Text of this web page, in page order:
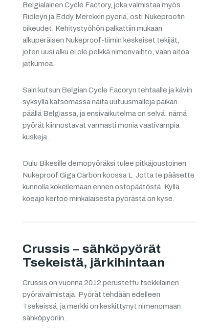
Belgialainen Cycle Factory, joka valmistaa myös
Ridleyn ja Eddy Merckxin pyöriä, osti Nukeproofin
oikeudet. Kehitystyöhön palkattiin mukaan
alkuperäisen Nukeproof-tiimin keskeiset tekijät,
joten uusi alku ei ole pelkkä nimenvaihto, vaan aitoa
jatkumoa.
Sain kutsun Belgian Cycle Facoryn tehtaalle ja kävin
syksyllä katsomassa näitä uutuusmalleja paikan
päällä Belgiassa, ja ensivaikutelma on selvä: nämä
pyörät kiinnostavat varmasti monia vaativampia
kuskeja.
Oulu Bikesille demopyöräksi tulee pitkäjoustoinen
Nukeproof Giga Carbon koossa L. Jotta te pääsette
kunnolla kokeilemaan ennen ostopäätöstä. Kyllä
koeajo kertoo minkälaisesta pyörästä on kyse.
Crussis – sähköpyörät
Tsekeistä, järkihintaan
Crussis on vuonna 2012 perustettu tsekkiläinen
pyörävalmistaja. Pyörät tehdään edelleen
Tsekeissä, ja merkki on keskittynyt nimenomaan
sähköpyöriin.